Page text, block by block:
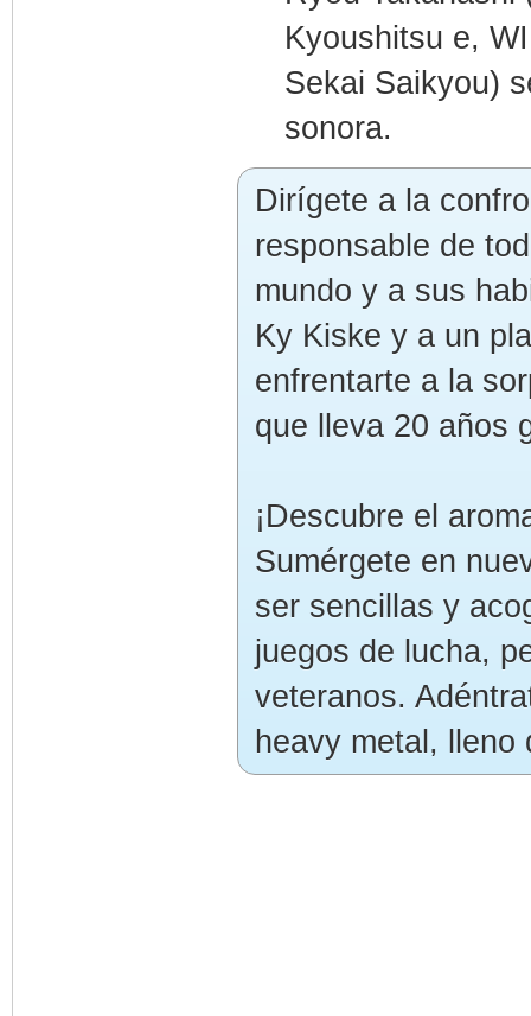
Kyoushitsu e,
Sekai Saikyou)
sonora.
Dirígete a la
responsable de
mundo y a sus
Ky Kiske y a un
enfrentarte a la
que lleva 20 años
¡Descubre el
Sumérgete en
ser sencillas y
juegos de lucha,
veteranos.
heavy metal, lleno